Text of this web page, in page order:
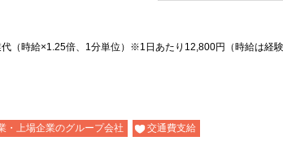
（時給×1.25倍、1分単位）※1日あたり12,800円（時給は経
・上場企業のグループ会社 交通費支給